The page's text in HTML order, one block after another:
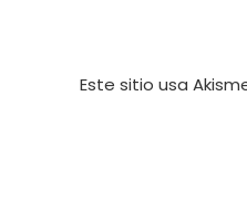
Este sitio usa